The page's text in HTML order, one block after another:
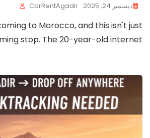
ديسمبر 24, 2025 CarRentAgadir
to Morocco, and this isn't just
stop. The 20-year-old internet